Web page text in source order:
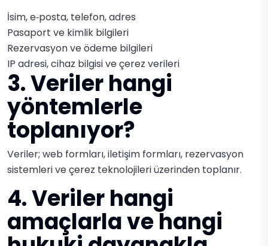
İsim, e‑posta, telefon, adres
Pasaport ve kimlik bilgileri
Rezervasyon ve ödeme bilgileri
IP adresi, cihaz bilgisi ve çerez verileri
3. Veriler hangi
yöntemlerle
toplanıyor?
Veriler; web formları, iletişim formları, rezervasyon
sistemleri ve çerez teknolojileri üzerinden toplanır.
4. Veriler hangi
amaçlarla ve hangi